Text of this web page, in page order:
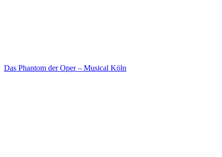
Das Phantom der Oper – Musical Köln